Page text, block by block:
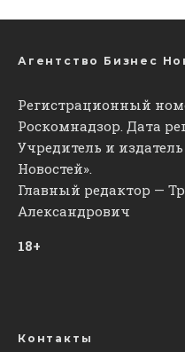
Агентство Бизнес
Регистрационный
Роскомнадзор. Дата
Учредитель и
Новостей».
Главный редактор —
Александрович
18+
Контакты